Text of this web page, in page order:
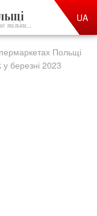
тільки...
UA
Польщі
березні 2023